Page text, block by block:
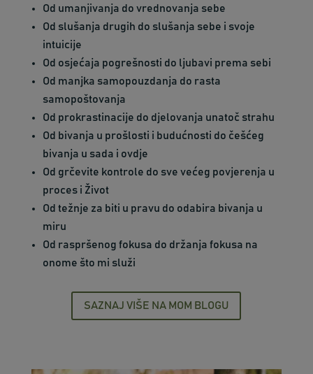
Od umanjivanja do vrednovanja sebe
Od slušanja drugih do slušanja sebe i svoje
intuicije
Od osjećaja pogrešnosti do ljubavi prema sebi
Od manjka samopouzdanja do rasta
samopoštovanja
Od prokrastinacije do djelovanja unatoč strahu
Od bivanja u prošlosti i budućnosti do češćeg
bivanja u sada i ovdje
Od grčevite kontrole do sve većeg povjerenja u
proces i Život
Od težnje za biti u pravu do odabira bivanja u
miru
Od raspršenog fokusa do držanja fokusa na
onome što mi služi
SAZNAJ VIŠE NA MOM BLOGU